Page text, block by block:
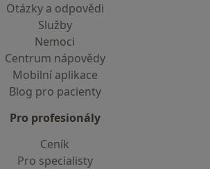
Otázky a odpovědi
Služby
Nemoci
Centrum nápovědy
Mobilní aplikace
Blog pro pacienty
Pro profesionály
Ceník
Pro specialisty